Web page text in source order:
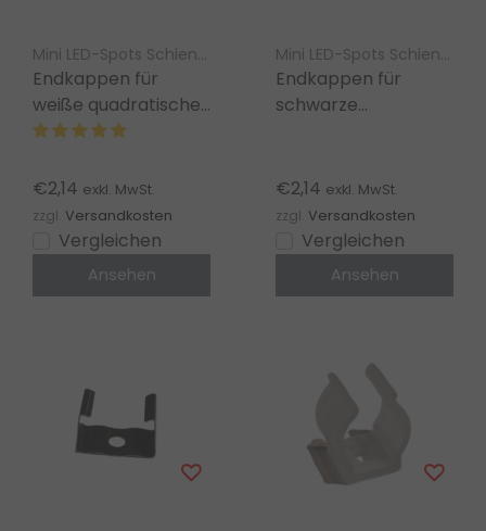
Mini LED-Spots Schienenbeleuchtung – Luksus
Endkappen für
weiße quadratische
Stromschiene –
Phasen-
Schienensystemen
€2,14 exkl. MwSt.
zzgl. Versandkosten
Vergleichen
Ansehen
Mini LED-Spots Schienenbeleuchtung – Luksus
Endkappen für
schwarze
Präzise Passform &
stabiles Design
€2,14 exkl. MwSt.
zzgl. Versandkosten
Vergleichen
Ansehen